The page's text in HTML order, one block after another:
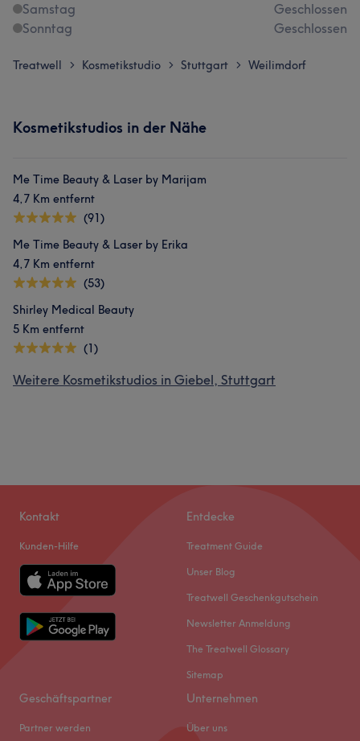
Samstag
Geschlossen
Sonntag
Geschlossen
Treatwell > Kosmetikstudio > Stuttgart > Weilimdorf
Kosmetikstudios in der Nähe
Me Time Beauty & Laser by Marijam
4,7 Km entfernt
(91)
Me Time Beauty & Laser by Erika
4,7 Km entfernt
(53)
Shirley Medical Beauty
5 Km entfernt
(1)
Weitere Kosmetikstudios in Giebel, Stuttgart
Kontakt
Kunden-Hilfe
Entdecke
Treatment Guide
Unser Blog
Treatwell Geschenkgutschein
Newsletter Anmeldung
The Treatwell Glossary
Sitemap
Geschäftspartner
Partner werden
Unternehmen
Über uns